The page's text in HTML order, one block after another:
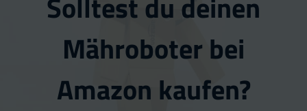
Mähroboter bei
Amazon kaufen?